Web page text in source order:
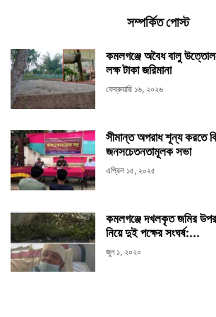
সম্পর্কিত পোস্ট
কমলগঞ্জে অবৈধ বালু
লক্ষ টাকা জরিমানা
ফেব্রুয়ারি ১৬, ২০২৬
সীমান্ত অপরাধ শূন্য করতে
জনসচেতনতামূলক সভা
এপ্রিল ১৫, ২০২৫
কমলগঞ্জে দখলকৃত জমির উপর
নিয়ে দুই পক্ষের সংঘর্ষ:...
জুন ১, ২০২০